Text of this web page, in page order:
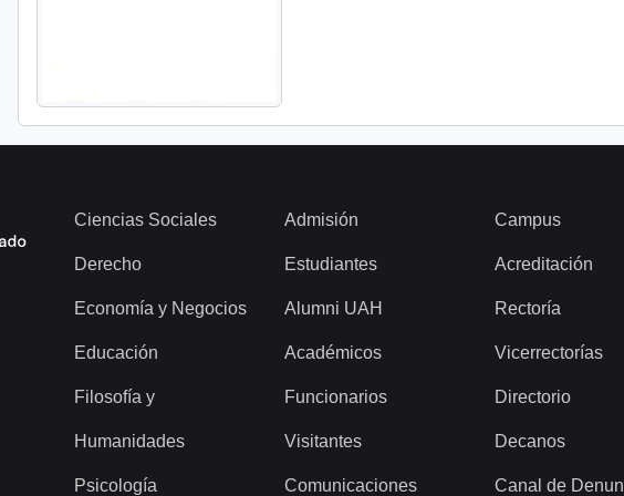
Ciencias Sociales
Derecho
Economía y Negocios
Educación
Filosofía y
Humanidades
Psicología
Admisión
Estudiantes
Alumni UAH
Académicos
Funcionarios
Visitantes
Comunicaciones
Campus
Acreditación
Rectoría
Vicerrectorías
Directorio
Decanos
Canal de